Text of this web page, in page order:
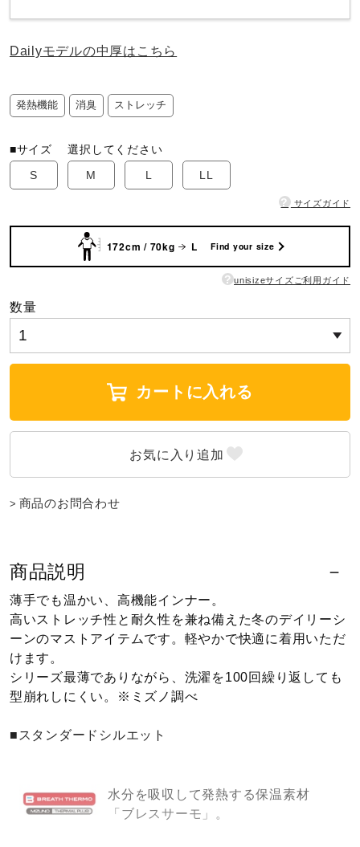
インナー
寝具／ミズノスリープ
サポーター
ジュニア／キッズ
コラボ／ライセンス
セール
その他
直営店一覧
Dailyモデルの中厚はこちら
発熱機能 消臭 ストレッチ
■サイズ選択してください
S
M L LL
? サイズガイド
172cm / 70kg L Find your size
? unisizeサイズご利用ガイド
数量
カートに入れる
商品のお問合わせ
商品説明
薄手でも温かい、高機能インナー。
高いストレッチ性と耐久性を兼ね備えた冬のデイリーシ
ーンのマストアイテムです。軽やかで快適に着用いただ
けます。
シリーズ最薄でありながら、洗濯を100回繰り返しても
型崩れしにくい。※ミズノ調べ
■スタンダードシルエット
水分を吸収して発熱する保温素材
「ブレスサーモ」。